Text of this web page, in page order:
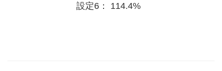
設定6： 114.4%